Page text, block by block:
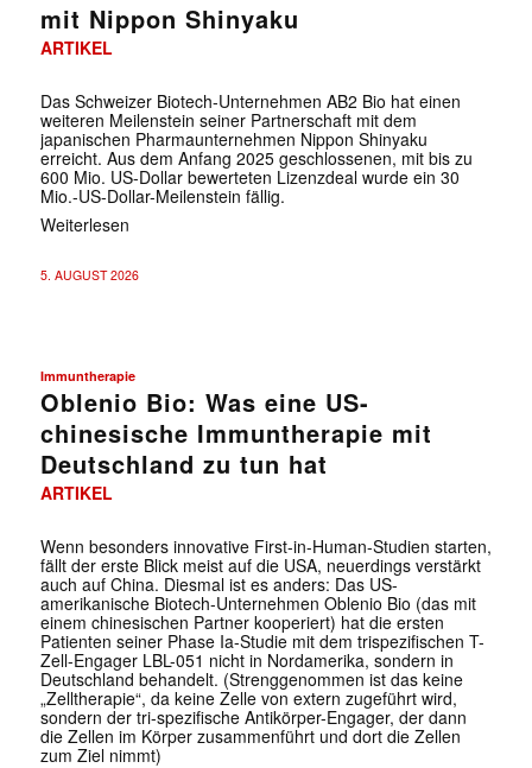
mit Nippon Shinyaku
ARTIKEL
Das Schweizer Biotech-Unternehmen AB2 Bio hat einen
weiteren Meilenstein seiner Partnerschaft mit dem
japanischen Pharmaunternehmen Nippon Shinyaku
erreicht. Aus dem Anfang 2025 geschlossenen, mit bis zu
600 Mio. US-Dollar bewerteten Lizenzdeal wurde ein 30
Mio.-US-Dollar-Meilenstein fällig.
Weiterlesen
5. AUGUST 2026
Immuntherapie
Oblenio Bio: Was eine US-
chinesische Immuntherapie mit
Deutschland zu tun hat
ARTIKEL
Wenn besonders innovative First-in-Human-Studien starten,
fällt der erste Blick meist auf die USA, neuerdings verstärkt
auch auf China. Diesmal ist es anders: Das US-
amerikanische Biotech-Unternehmen Oblenio Bio (das mit
einem chinesischen Partner kooperiert) hat die ersten
Patienten seiner Phase Ia-Studie mit dem trispezifischen T-
Zell-Engager LBL-051 nicht in Nordamerika, sondern in
Deutschland behandelt. (Strenggenommen ist das keine
„Zelltherapie“, da keine Zelle von extern zugeführt wird,
sondern der tri-spezifische Antikörper-Engager, der dann
die Zellen im Körper zusammenführt und dort die Zellen
zum Ziel nimmt)